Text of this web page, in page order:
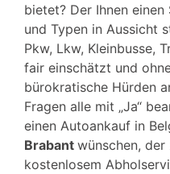
bietet? Der Ihnen
und Typen in Aussicht
Pkw, Lkw, Kleinbusse,
fair einschätzt und
bürokratische Hürden
Fragen alle mit „Ja“
einen Autoankauf in
Brabant wünschen,
kostenlosem